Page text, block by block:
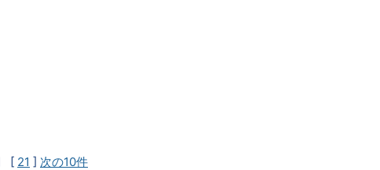
[ 21 ] 次の10件